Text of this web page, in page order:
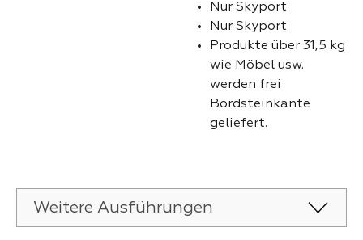
Nur Skyport
Nur Skyport
Produkte über 31,5 kg
wie Möbel usw.
werden frei
Bordsteinkante
geliefert.
Weitere Ausführungen